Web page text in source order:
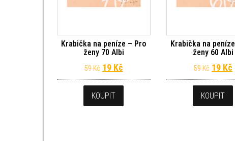
Krabička na peníze – Pro
ženy 70 Albi
59Kč Původní cena byla: 59 Kč.
19 KčAktuální cena je: 19 Kč.
KOUPIT
Krabička na
ženy 60 Albi
59Kč 19 Kč
KOUPIT